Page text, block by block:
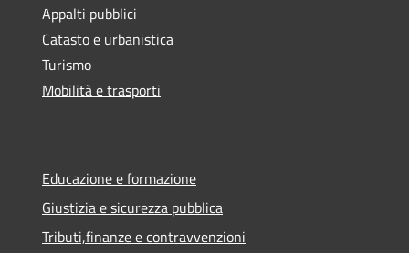
Appalti pubblici
Catasto e urbanistica
Turismo
Mobilità e trasporti
Educazione e formazione
Giustizia e sicurezza pubblica
Tributi,finanze e contravvenzioni